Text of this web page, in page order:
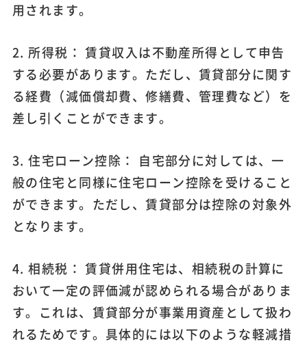
用されます。
2. 所得税： 賃貸収入は不動産所得として申告
する必要があります。ただし、賃貸部分に関す
る経費（減価償却費、修繕費、管理費など）を
差し引くことができます。
3. 住宅ローン控除： 自宅部分に対しては、一
般の住宅と同様に住宅ローン控除を受けること
ができます。ただし、賃貸部分は控除の対象外
となります。
4. 相続税： 賃貸併用住宅は、相続税の計算に
おいて一定の評価減が認められる場合がありま
す。これは、賃貸部分が事業用資産として扱わ
れるためです。具体的には以下のような軽減措